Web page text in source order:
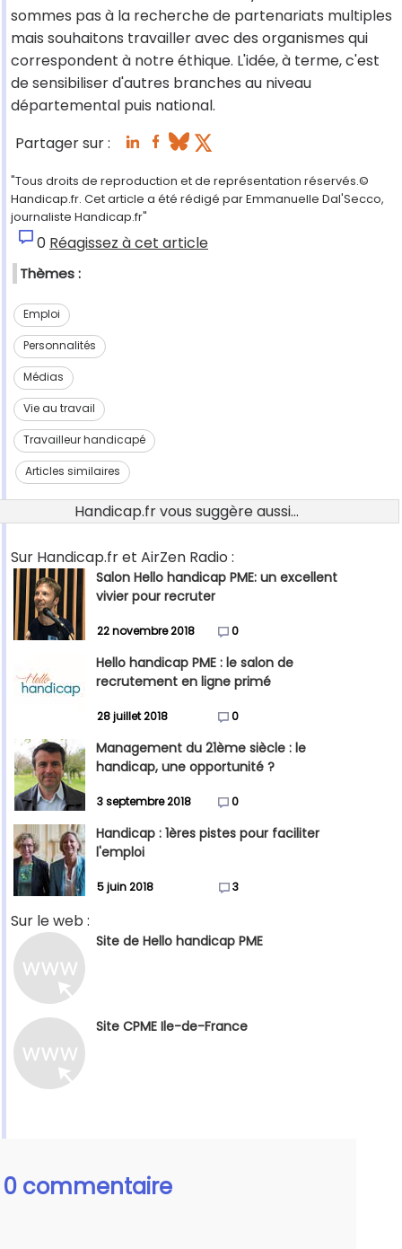
sommes pas à la recherche de partenariats multiples
mais souhaitons travailler avec des organismes qui
correspondent à notre éthique. L'idée, à terme, c'est
de sensibiliser d'autres branches au niveau
départemental puis national.
Partager sur :
"Tous droits de reproduction et de représentation réservés.©
Handicap.fr. Cet article a été rédigé par Emmanuelle Dal'Secco,
journaliste Handicap.fr"
0 Réagissez à cet article
Thèmes :
Emploi
Personnalités
Médias
Vie au travail
Travailleur handicapé
Articles similaires
Handicap.fr vous suggère aussi...
Sur Handicap.fr et AirZen Radio :
Salon Hello handicap PME: un excellent
vivier pour recruter
22 novembre 2018 0
Hello handicap PME : le salon de
recrutement en ligne primé
28 juillet 2018 0
Management du 21ème siècle : le
handicap, une opportunité ?
3 septembre 2018 0
Handicap : 1ères pistes pour faciliter
l'emploi
5 juin 2018 3
Sur le web :
Site de Hello handicap PME
Site CPME Ile-de-France
0 commentaire